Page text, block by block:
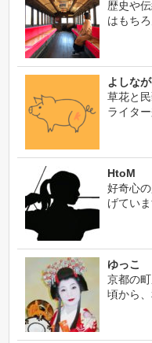
歴史や
はもち
よしな
草花と
ライタ
HtoM
好奇心
げてい
ゆっこ
京都の
頃から